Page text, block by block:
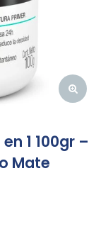
1 100gr –
Mate